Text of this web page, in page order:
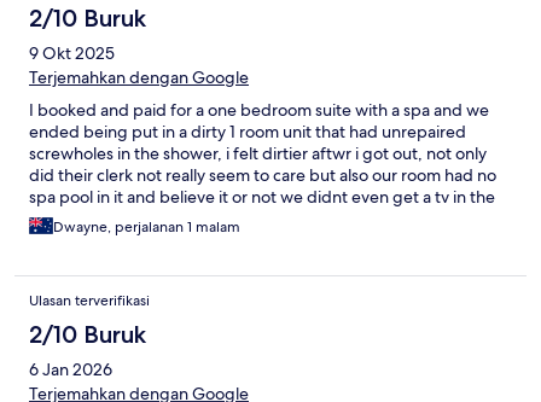
2/10 Buruk
9 Okt 2025
Terjemahkan dengan Google
I booked and paid for a one bedroom suite with a spa and we
ended being put in a dirty 1 room unit that had unrepaired
screwholes in the shower, i felt dirtier aftwr i got out, not only
did their clerk not really seem to care but also our room had no
spa pool in it and believe it or not we didnt even get a tv in the
room, ive stayed many times and love the spa units but this
room (12a) was gross with no features. I give 1 star because the
Dwayne, perjalanan 1 malam
Ulasan terverifikasi
2/10 Buruk
6 Jan 2026
Terjemahkan dengan Google